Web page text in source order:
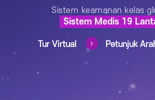
Sistem keamanan kelas
Sistem Medis 19
Tur Virtual Petunjuk